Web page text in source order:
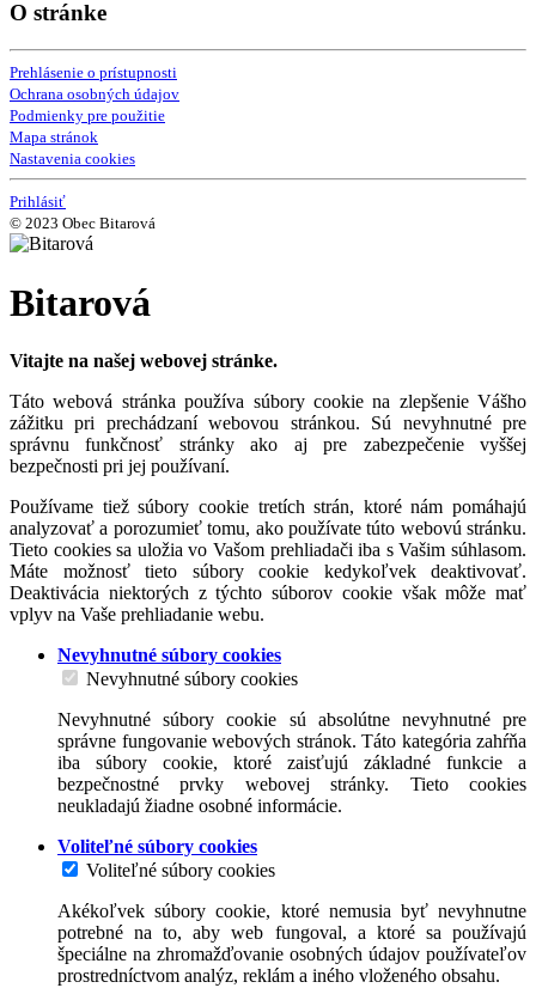
O stránke
Prehlásenie o prístupnosti
Ochrana osobných údajov
Podmienky pre použitie
Mapa stránok
Nastavenia cookies
Prihlásiť
© 2023 Obec Bitarová
Bitarová
Vitajte na našej webovej stránke.
Táto webová stránka používa súbory cookie na zlepšenie Vášho
zážitku pri prechádzaní webovou stránkou. Sú nevyhnutné pre
správnu funkčnosť stránky ako aj pre zabezpečenie vyššej
bezpečnosti pri jej používaní.
Používame tiež súbory cookie tretích strán, ktoré nám pomáhajú
analyzovať a porozumieť tomu, ako používate túto webovú stránku.
Tieto cookies sa uložia vo Vašom prehliadači iba s Vašim súhlasom.
Máte možnosť tieto súbory cookie kedykoľvek deaktivovať.
Deaktivácia niektorých z týchto súborov cookie však môže mať
vplyv na Vaše prehliadanie webu.
Nevyhnutné súbory cookies
Nevyhnutné súbory cookies
Nevyhnutné súbory cookie sú absolútne nevyhnutné pre
správne fungovanie webových stránok. Táto kategória zahŕňa
iba súbory cookie, ktoré zaisťujú základné funkcie a
bezpečnostné prvky webovej stránky. Tieto cookies
neukladajú žiadne osobné informácie.
Voliteľné súbory cookies
Voliteľné súbory cookies
Akékoľvek súbory cookie, ktoré nemusia byť nevyhnutne
potrebné na to, aby web fungoval, a ktoré sa používajú
špeciálne na zhromažďovanie osobných údajov používateľov
prostredníctvom analýz, reklám a iného vloženého obsahu.